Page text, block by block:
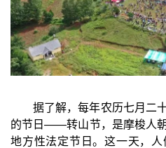
据了解，每年农历七月二
的节日——转山节，是摩梭人
地方性法定节日。这一天，